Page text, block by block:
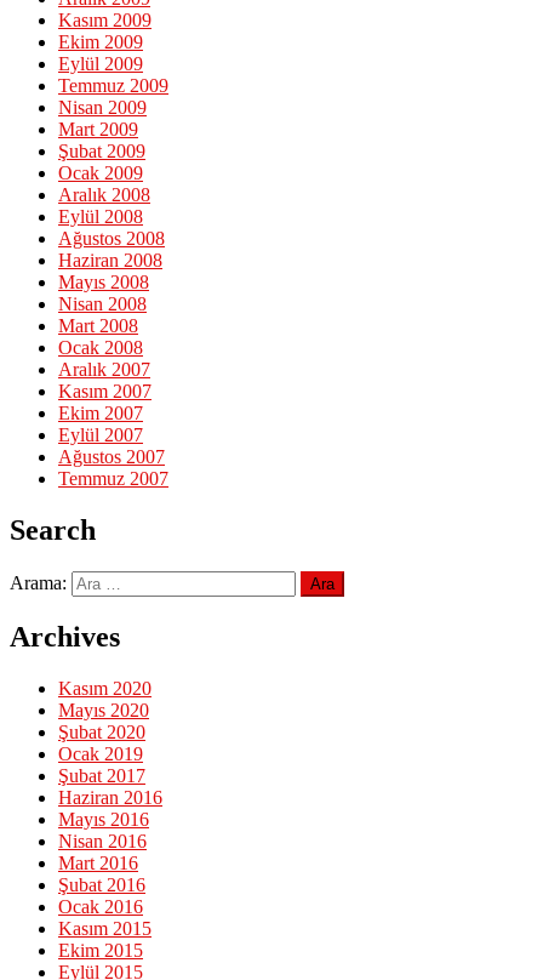
Kasım 2009
Ekim 2009
Eylül 2009
Temmuz 2009
Nisan 2009
Mart 2009
Şubat 2009
Ocak 2009
Aralık 2008
Eylül 2008
Ağustos 2008
Haziran 2008
Mayıs 2008
Nisan 2008
Mart 2008
Ocak 2008
Aralık 2007
Kasım 2007
Ekim 2007
Eylül 2007
Ağustos 2007
Temmuz 2007
Search
Arama:
Archives
Kasım 2020
Mayıs 2020
Şubat 2020
Ocak 2019
Şubat 2017
Haziran 2016
Mayıs 2016
Nisan 2016
Mart 2016
Şubat 2016
Ocak 2016
Kasım 2015
Ekim 2015
Eylül 2015